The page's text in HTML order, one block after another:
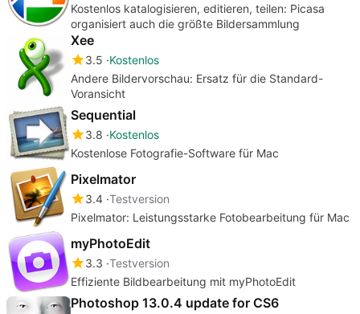
Kostenlos katalogisieren, editieren, teilen: Picasa
organisiert auch die größte Bildersammlung
Xee
3.5 Kostenlos
Andere Bildervorschau: Ersatz für die Standard-
Voransicht
Sequential
3.8 Kostenlos
Kostenlose Fotografie-Software für Mac
Pixelmator
3.4 Testversion
Pixelmator: Leistungsstarke Fotobearbeitung für Mac
myPhotoEdit
3.3 Testversion
Effiziente Bildbearbeitung mit myPhotoEdit
Photoshop 13.0.4 update for CS6